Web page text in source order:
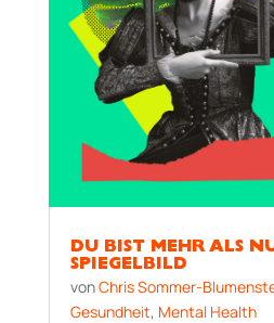
DU BIST MEHR ALS
SPIEGELBILD
vonChris Sommer-
Gesundheit, Mental Health